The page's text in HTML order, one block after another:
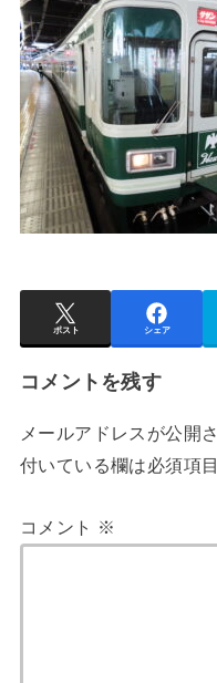
ポスト シェア
コメントを残す
メールアドレスが公開
付いている欄は必須項
コメント ※